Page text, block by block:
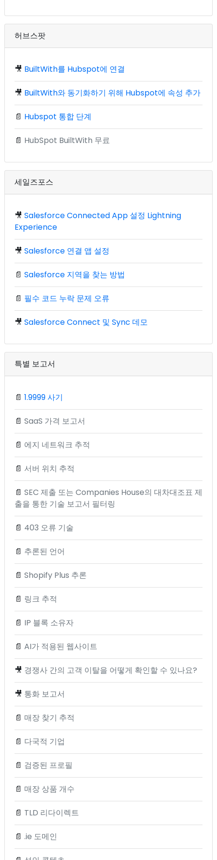
허브스팟
🎥 BuiltWith를 Hubspot에 연결
🎥 BuiltWith와 동기화하기 위해 Hubspot에 속성 추가
📄 Hubspot 통합 단계
📄 HubSpot BuiltWith 무료
세일즈포스
🎥 Salesforce Connected App 설정 Lightning
Experience
🎥 Salesforce 연결 앱 설정
📄 Salesforce 지역을 찾는 방법
📄 필수 코드 누락 문제 오류
🎥 Salesforce Connect 및 Sync 데모
특별 보고서
📄 1.9999 사기
📄 SaaS 가격 보고서
📄 에지 네트워크 추적
📄 서버 위치 추적
📄 SEC 제출 또는 Companies House의 대차대조표 제
출을 통한 기술 보고서 필터링
📄 403 오류 기술
📄 추론된 언어
📄 Shopify Plus 추론
📄 링크 추적
📄 IP 블록 소유자
📄 AI가 적용된 웹사이트
🎥 경쟁사 간의 고객 이탈을 어떻게 확인할 수 있나요?
🎥 통화 보고서
📄 매장 찾기 추적
📄 다국적 기업
📄 검증된 프로필
📄 매장 상품 개수
📄 TLD 리다이렉트
📄 .ie 도메인